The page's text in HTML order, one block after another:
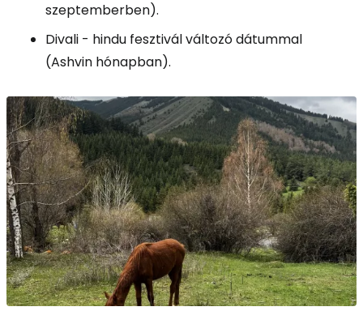
szeptemberben).
Divali - hindu fesztivál változó dátummal
(Ashvin hónapban).